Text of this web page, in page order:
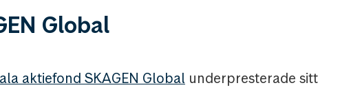
Global
aktiefond SKAGEN Global underpresterade sitt